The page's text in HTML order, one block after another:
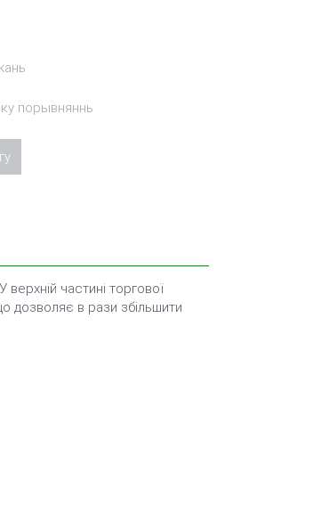
порывняннь
частині торгової
дозволяє в рази збільшити